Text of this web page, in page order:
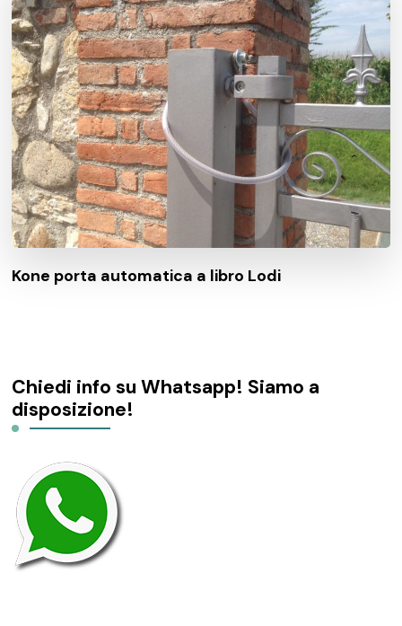
Kone porta automatica a libro Lodi
Chiedi info su Whatsapp! Siamo a
disposizione!